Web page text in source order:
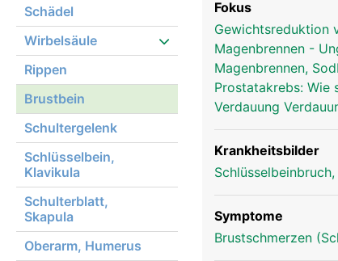
Schädel
Wirbelsäule
Rippen
Brustbein
Schultergelenk
Schlüsselbein,
Klavikula
Schulterblatt,
Skapula
Oberarm, Humerus
Fokus
Gewichtsreduktion
Magenbrennen -
Magenbrennen,
Prostatakrebs:
Verdauung
Krankheitsbilder
Symptome
Brustschmerzen